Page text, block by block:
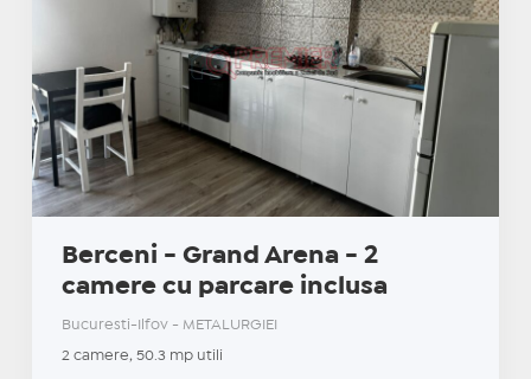
Berceni - Grand Arena - 2
camere cu parcare inclusa
Bucuresti-Ilfov - METALURGIEI
2 camere, 50.3 mp utili